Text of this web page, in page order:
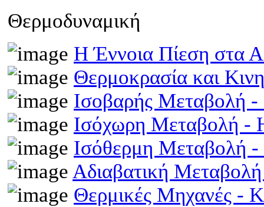
Θερμοδυναμική
Η Έννοια Πίεση στα
Θερμοκρασία και
Ισοβαρής Μεταβολή
Ισόχωρη Μεταβολή -
Ισόθερμη Μεταβολή
Αδιαβατική
Θερμικές Μηχανές -